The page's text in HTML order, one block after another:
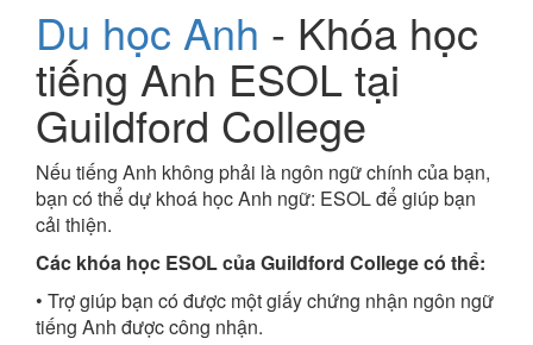
Du học Anh - Khóa học
tiếng Anh ESOL tại
Guildford College
Nếu tiếng Anh không phải là ngôn ngữ chính của bạn,
bạn có thể dự khoá học Anh ngữ: ESOL để giúp bạn
cải thiện.
Các khóa học ESOL của Guildford College có thể:
• Trợ giúp bạn có được một giấy chứng nhận ngôn ngữ
tiếng Anh được công nhận.